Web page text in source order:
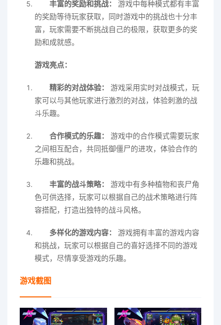
丰富的奖励和挑战：
游戏中每种模式都有丰富
的奖励等待玩家获取，同时游戏中的挑战也十分丰
富，玩家需要不断挑战自己的极限，获取更多的奖
励和成就感。
游戏亮点：
精彩的对战体验：
游戏采用实时对战模式，玩
家可以与其他玩家进行激烈的对战，体验刺激的战
斗乐趣。
合作模式的乐趣：
游戏中的合作模式需要玩家
之间相互配合，共同抵御僵尸的进攻，体验合作的
乐趣和挑战。
丰富的战斗策略：
游戏中有多种植物和丧尸角
色可供选择，玩家可以根据自己的战术策略进行阵
容搭配，打造出独特的战斗风格。
多样化的游戏内容：
游戏拥有丰富的游戏内容
和挑战，玩家可以根据自己的喜好选择不同的游戏
模式，尽情享受游戏的乐趣。
游戏截图